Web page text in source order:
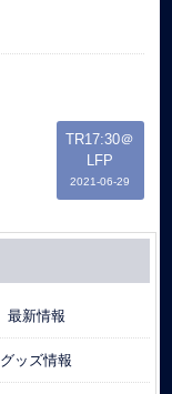
TR17:30＠
LFP
2021-06-29
最新情報
グッズ情報